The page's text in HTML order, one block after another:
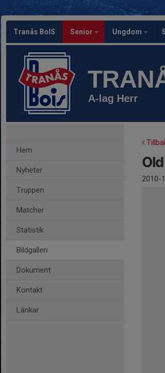
Tranås BoIS Senior Ungdom
A-lag Herr
Hem
Nyheter
Truppen
Matcher
Statistik
Bildgalleri
Dokument
Kontakt
Länkar
2010-